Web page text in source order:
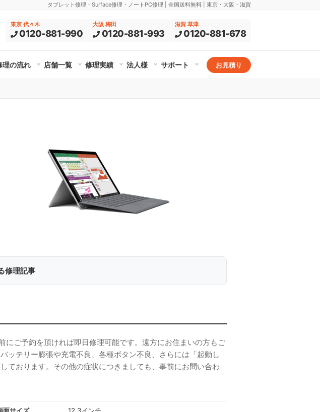
タブレット修理・Surface修理・ノートPC修理 | 全国送料無料 | 東京・大阪・滋賀
東京 代々木
0120-881-990
大阪 梅田
0120-881-993
滋賀 草津
0120-881-678
理の流れ 店舗一覧 修理実績 法人様 サポート お見積り
修理記事
ご予約を頂ければ即日修理可能です。遠方にお住まいの方もご
ッテリー膨張や充電不良、各種ボタン不良、さらには「起動し
ております。その他の症状につきましても、事前にお問い合わ